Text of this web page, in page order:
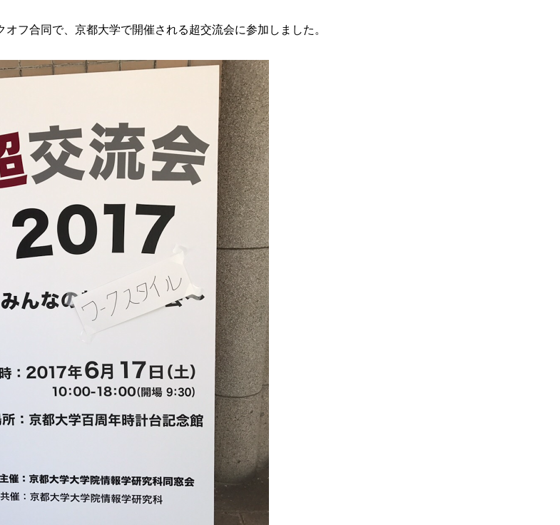
フ合同で、京都大学で開催される超交流会に参加しました。